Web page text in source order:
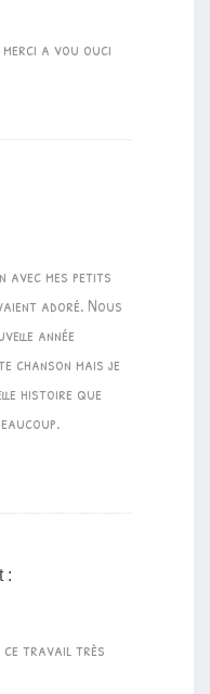
a vou ouci
avec mes petits
adoré. Nous
année
chanson mais je
histoire que
:
ce travail très